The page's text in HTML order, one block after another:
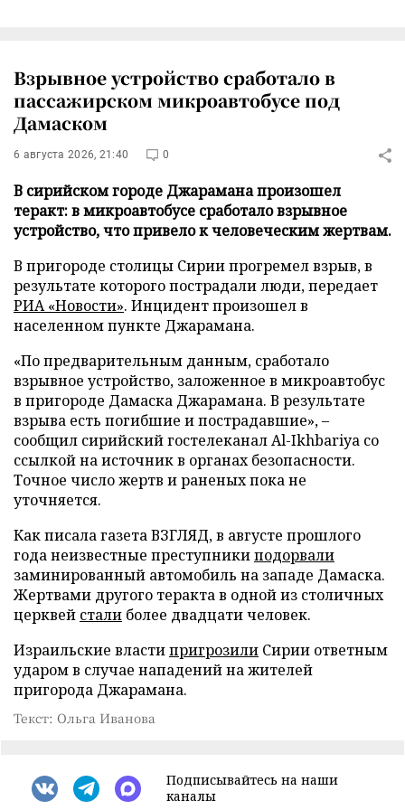
Взрывное устройство сработало в
пассажирском микроавтобусе под
Дамаском
6 августа 2026, 21:40 0
В сирийском городе Джарамана произошел
теракт: в микроавтобусе сработало взрывное
устройство, что привело к человеческим жертвам.
В пригороде столицы Сирии прогремел взрыв, в
результате которого пострадали люди, передает
РИА «Новости». Инцидент произошел в
населенном пункте Джарамана.
«По предварительным данным, сработало
взрывное устройство, заложенное в микроавтобус
в пригороде Дамаска Джарамана. В результате
взрыва есть погибшие и пострадавшие», –
сообщил сирийский гостелеканал Al-Ikhbariya со
ссылкой на источник в органах безопасности.
Точное число жертв и раненых пока не
уточняется.
Как писала газета ВЗГЛЯД, в августе прошлого
года неизвестные преступникиподорвали
заминированный автомобиль на западе Дамаска.
Жертвами другого теракта в одной из столичных
церквей стали более двадцати человек.
Израильские властипригрозили Сирии ответным
ударом в случае нападений на жителей
пригорода Джарамана.
Текст: Ольга Иванова
Подписывайтесь на наши
каналы